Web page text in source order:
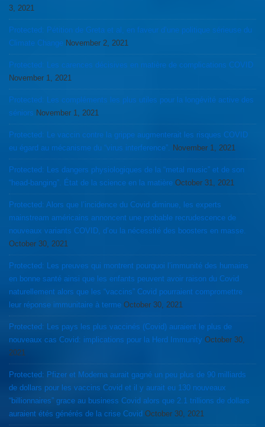
3, 2021
Protected: Pétition de Greta et al, en faveur d’une politique sérieuse du
Climate Change November 2, 2021
Protected: Les carences décisives en matière de complications COVID
November 1, 2021
Protected: Les compléments les plus utiles pour la longévité active des
séniors November 1, 2021
Protected: Le vaccin contre la grippe augmenterait les risques COVID
eu égard au mécanisme du “virus interference”. November 1, 2021
Protected: Les dangers physiologiques de la “metal music” et de son
“head-banging”. État de la science en la matière October 31, 2021
Protected: Alors que l’incidence du Covid diminue, les experts
mainstream américains annoncent une probable recrudescence de
nouveaux variants COVID, d’ou la nécessité des boosters en masse.
October 30, 2021
Protected: Les preuves qui montrent pourquoi l’immunité des humains
en bonne santé ainsi que les enfants peuvent avoir raison du Covid
naturellement alors que les “vaccins” Covid pourraient compromettre
leur réponse immunitaire à terme October 30, 2021
Protected: Les pays les plus vaccinés (Covid) auraient le plus de
nouveaux cas Covid: implications pour la Herd Immunity October 30,
2021
Protected: Pfizer et Moderna aurait gagné un peu plus de 90 milliards
de dollars pour les vaccins Covid et il y aurait eu 130 nouveaux
“billionnaires” grace au business Covid alors que 2.1 trillions de dollars
auraient étés générés de la crise Covid October 30, 2021